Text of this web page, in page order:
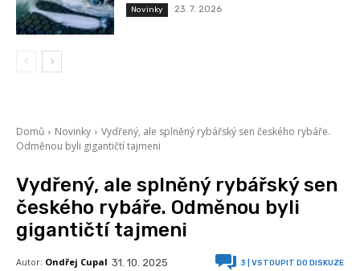
Novinky 23. 7. 2026